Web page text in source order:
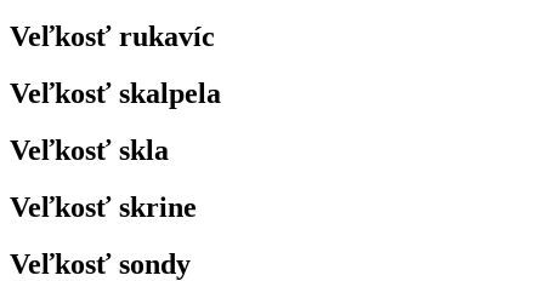
Veľkosť rukavíc
Veľkosť skalpela
Veľkosť skla
Veľkosť skrine
Veľkosť sondy